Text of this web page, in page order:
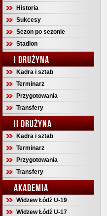
Historia
Sukcesy
Sezon po sezonie
Stadion
I DRUŻYNA
Kadra i sztab
Terminarz
Przygotowania
Transfery
II DRUŻYNA
Kadra i sztab
Terminarz
Przygotowania
Transfery
AKADEMIA
Widzew Łódź U-19
Widzew Łódź U-17